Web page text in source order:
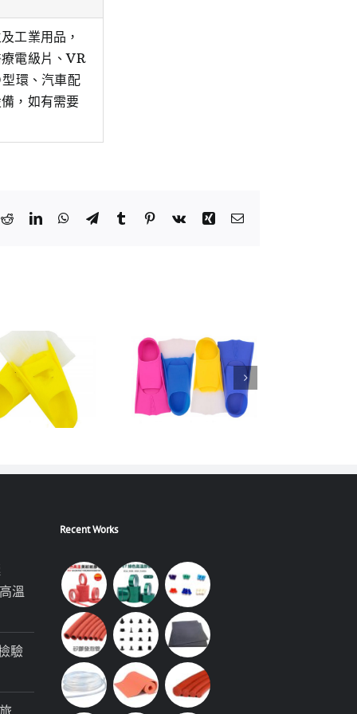
工業用品，
電級片、VR
環、汽車配
，如有需要
RedditLinkedInWhatsApp
TelegramTumblr Pinterest
Vk Xing Email:
溫
驗
Recent Works